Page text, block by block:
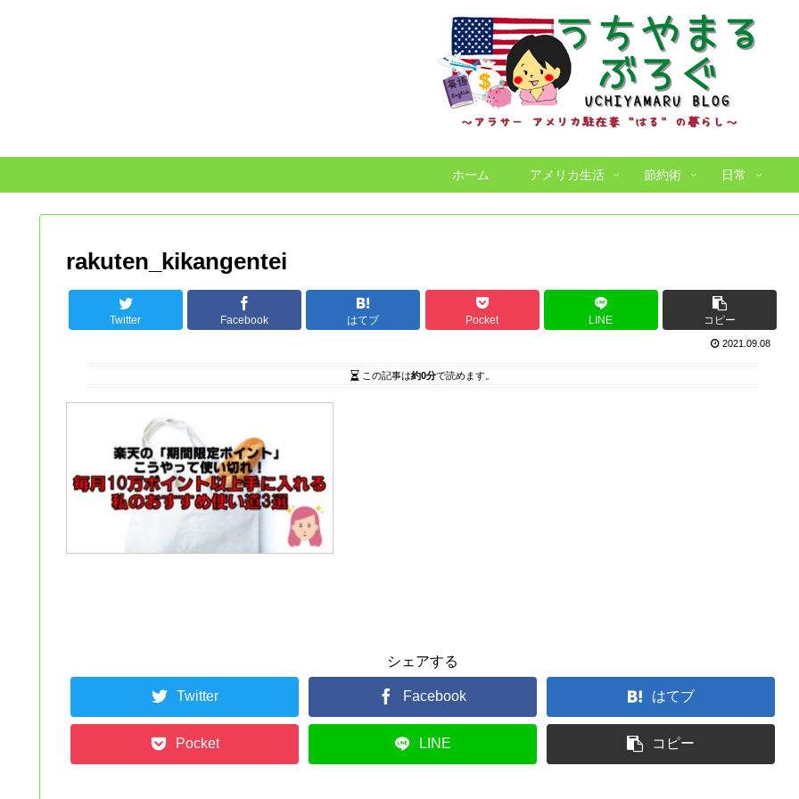
ホーム アメリカ生活 節約術 日常
rakuten_kikangentei
Twitter Facebook はてブ Pocket LINE コピー
2021.09.08
この記事は約0分で読めます。
シェアする
Twitter Facebook はてブ
Pocket LINE コピー